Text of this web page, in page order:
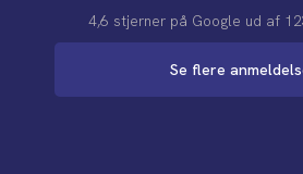
4,6 stjerner på Google​ ​ud af
Se flere